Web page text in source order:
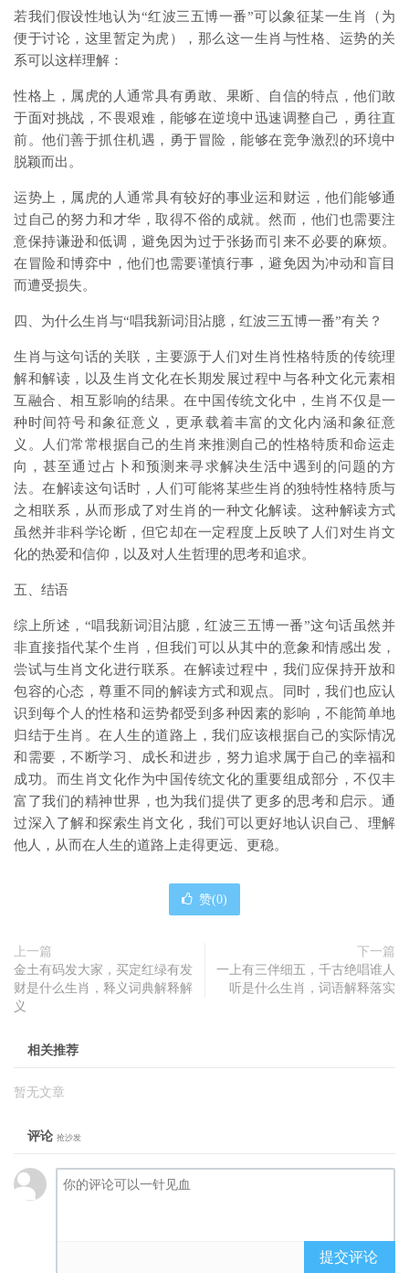
若我们假设性地认为“红波三五博一番”可以象征某一生肖（为
便于讨论，这里暂定为虎），那么这一生肖与性格、运势的关
系可以这样理解：
性格上，属虎的人通常具有勇敢、果断、自信的特点，他们敢
于面对挑战，不畏艰难，能够在逆境中迅速调整自己，勇往直
前。他们善于抓住机遇，勇于冒险，能够在竞争激烈的环境中
脱颖而出。
运势上，属虎的人通常具有较好的事业运和财运，他们能够通
过自己的努力和才华，取得不俗的成就。然而，他们也需要注
意保持谦逊和低调，避免因为过于张扬而引来不必要的麻烦。
在冒险和博弈中，他们也需要谨慎行事，避免因为冲动和盲目
而遭受损失。
四、为什么生肖与“唱我新词泪沾臆，红波三五博一番”有关？
生肖与这句话的关联，主要源于人们对生肖性格特质的传统理
解和解读，以及生肖文化在长期发展过程中与各种文化元素相
互融合、相互影响的结果。在中国传统文化中，生肖不仅是一
种时间符号和象征意义，更承载着丰富的文化内涵和象征意
义。人们常常根据自己的生肖来推测自己的性格特质和命运走
向，甚至通过占卜和预测来寻求解决生活中遇到的问题的方
法。在解读这句话时，人们可能将某些生肖的独特性格特质与
之相联系，从而形成了对生肖的一种文化解读。这种解读方式
虽然并非科学论断，但它却在一定程度上反映了人们对生肖文
化的热爱和信仰，以及对人生哲理的思考和追求。
五、结语
综上所述，“唱我新词泪沾臆，红波三五博一番”这句话虽然并
非直接指代某个生肖，但我们可以从其中的意象和情感出发，
尝试与生肖文化进行联系。在解读过程中，我们应保持开放和
包容的心态，尊重不同的解读方式和观点。同时，我们也应认
识到每个人的性格和运势都受到多种因素的影响，不能简单地
归结于生肖。在人生的道路上，我们应该根据自己的实际情况
和需要，不断学习、成长和进步，努力追求属于自己的幸福和
成功。而生肖文化作为中国传统文化的重要组成部分，不仅丰
富了我们的精神世界，也为我们提供了更多的思考和启示。通
过深入了解和探索生肖文化，我们可以更好地认识自己、理解
他人，从而在人生的道路上走得更远、更稳。
赞(0)
上一篇
金土有码发大家，买定红绿有发
财是什么生肖，释义词典解释解
义
下一篇
一上有三伴细五，千古绝唱谁人
听是什么生肖，词语解释落实
相关推荐
暂无文章
评论 抢沙发
提交评论